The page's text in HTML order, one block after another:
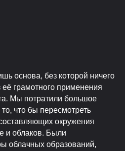
основа, без которой ничего
грамотного применения
Мы потратили большое
что бы пересмотреть
окружения
и облаков. Были
облачных образований,